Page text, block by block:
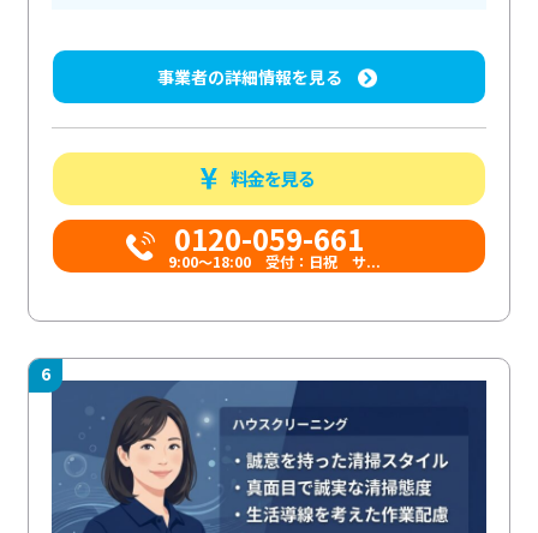
事業者の詳細情報を見る
料金を見る
0120-059-661
9:00〜18:00 受付：日祝 サ...
6